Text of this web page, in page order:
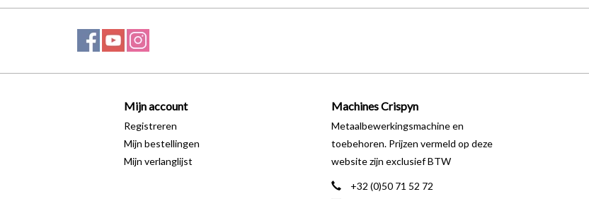
Mijn account
Registreren
Mijn bestellingen
Mijn verlanglijst
Machines Crispyn
Metaalbewerkingsmachine en
toebehoren. Prijzen vermeld op deze
website zijn exclusief BTW
+32 (0)50 71 52 72